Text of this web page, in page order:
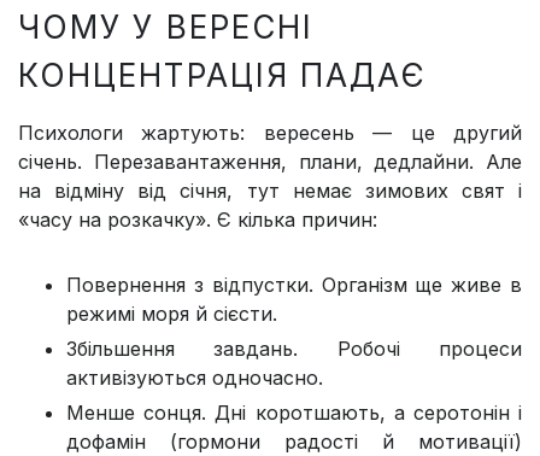
ЧОМУ У ВЕРЕСНІ
КОНЦЕНТРАЦІЯ ПАДАЄ
Психологи жартують: вересень — це другий
січень. Перезавантаження, плани, дедлайни. Але
на відміну від січня, тут немає зимових свят і
«часу на розкачку». Є кілька причин:
Повернення з відпустки. Організм ще живе в
режимі моря й сієсти.
Збільшення завдань. Робочі процеси
активізуються одночасно.
Менше сонця. Дні коротшають, а серотонін і
дофамін (гормони радості й мотивації)